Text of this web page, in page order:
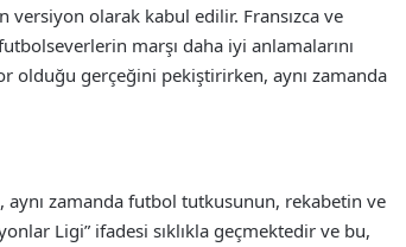
olarak kabul edilir. Fransızca ve
marşı daha iyi anlamalarını
olduğu gerçeğini pekiştirirken, aynı zamanda
aynı zamanda futbol tutkusunun, rekabetin ve
Ligi” ifadesi sıklıkla geçmektedir ve bu,